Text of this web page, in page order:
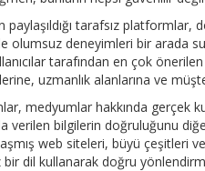
paylaşıldığı tarafsız
deneyimleri bir arada
tarafından en çok
uzmanlık alanlarına ve
medyumlar hakkında gerçek
verilen bilgilerin doğruluğunu
web siteleri, büyü çeşitleri
dil kullanarak doğru